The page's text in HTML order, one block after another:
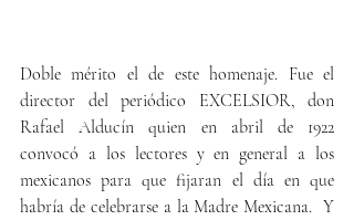
Doble mérito el de este homenaje. Fue el
director del periódico EXCELSIOR, don
Rafael Alducín quien en abril de 1922
convocó a los lectores y en general a los
mexicanos para que fijaran el día en que
habría de celebrarse a la Madre Mexicana.  Y